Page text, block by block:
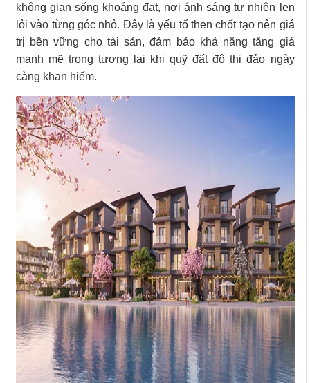
không gian sống khoáng đạt, nơi ánh sáng tự nhiên len
lỏi vào từng góc nhỏ. Đây là yếu tố then chốt tạo nên giá
trị bền vững cho tài sản, đảm bảo khả năng tăng giá
mạnh mẽ trong tương lai khi quỹ đất đô thị đảo ngày
càng khan hiếm.